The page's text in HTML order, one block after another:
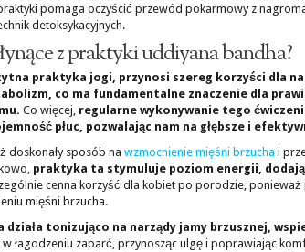
pomaga oczyścić przewód pokarmowy z
detoksykacyjnych.
z praktyki uddiyana bandha?
praktyka jogi, przynosi szereg korzyści dla
co ma fundamentalne znaczenie dla
Co więcej, regularne wykonywanie tego
płuc, pozwalając nam na głębsze i
doskonały sposób na wzmocnienie mięśni brzucha i
praktyka ta stymuluje poziom energii,
cenna korzyść dla kobiet po porodzie,
mięśni brzucha.
działa tonizująco na narządy jamy brzusznej,
w łagodzeniu zaparć, przynosząc ulgę i poprawiając